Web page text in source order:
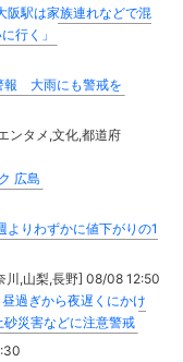
駅は家族連れなどで混
行く」
報 大雨にも警戒を
ンタメ,文化,都道府
広島
りわずかに値下がりの1
川,山梨,長野] 08/08 12:50
過ぎから夜遅くにかけ
災害などに注意警戒